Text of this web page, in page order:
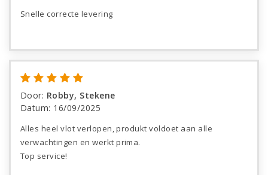
Snelle correcte levering
Door: Robby, Stekene
Datum: 16/09/2025
Alles heel vlot verlopen, produkt voldoet aan alle
verwachtingen en werkt prima.
Top service!